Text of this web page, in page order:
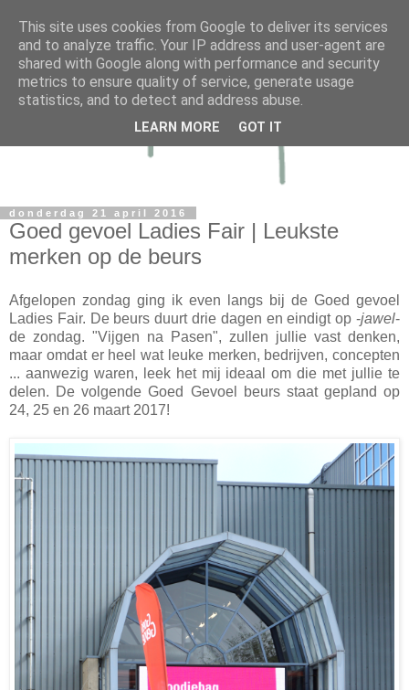
donderdag 21 april 2016
Goed gevoel Ladies Fair | Leukste
merken op de beurs
Afgelopen zondag ging ik even langs bij de Goed gevoel
Ladies Fair. De beurs duurt drie dagen en eindigt op -jawel-
de zondag. "Vijgen na Pasen", zullen jullie vast denken,
maar omdat er heel wat leuke merken, bedrijven, concepten
... aanwezig waren, leek het mij ideaal om die met jullie te
delen. De volgende Goed Gevoel beurs staat gepland op
24, 25 en 26 maart 2017!
This site uses cookies from Google to deliver its services
and to analyze traffic. Your IP address and user-agent are
shared with Google along with performance and security
metrics to ensure quality of service, generate usage
statistics, and to detect and address abuse.
LEARN MORE GOT IT